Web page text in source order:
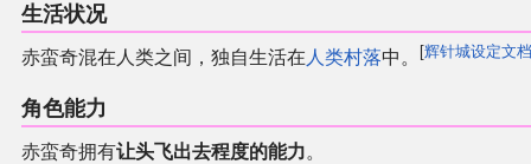
生活状况
赤蛮奇混在人类之间，独自生活在 人类村落中。 [辉针城设定文档
角色能力
赤蛮奇拥有让头飞出去程度的能力。
关于THBWiki
捐款支持